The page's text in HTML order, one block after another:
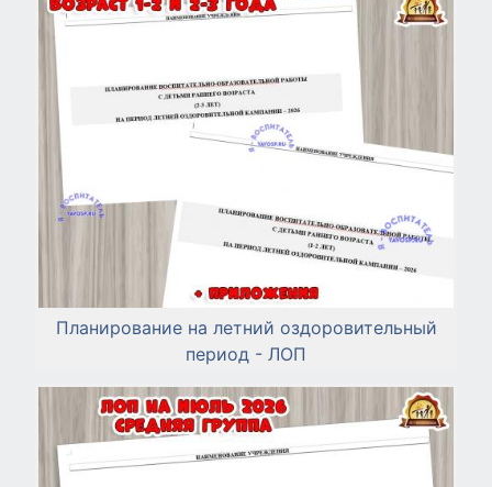
Планирование на летний оздоровительный
период - ЛОП